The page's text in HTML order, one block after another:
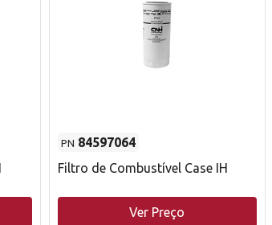
PN 84597064
Filtro de Combustível Case IH
Ver Preço